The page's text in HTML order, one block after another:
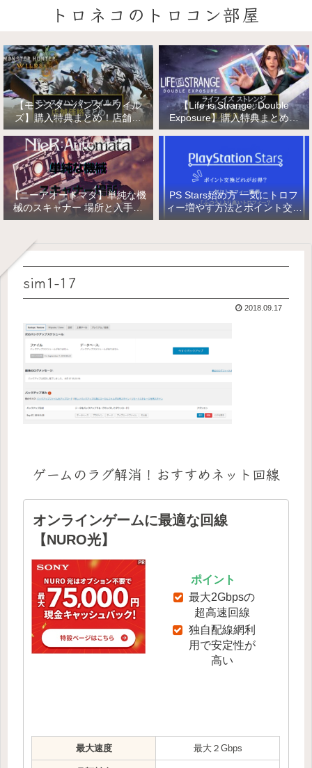
トロネコのトロコン部屋
【モンスターハンターワイル
ズ】購入特典まとめ！店舗特
典・店舗価格比較！
【Life is Strange: Double
Exposure】購入特典まとめ！
店舗特典・店舗価格比較！ライ
スポージャー
【ニーアオートマタ】単純な機
械のスキャナー 場所と入手方
法/複雑な機械と精巧な機械の
PS Stars始め方 一気にトロフ
ィー増やす方法とポイント交換
【PlayStation Stars】
sim1-17
2018.09.17
ゲームのラグ解消！おすすめネット回線
オンラインゲームに最適な回線
【NURO光】
ポイント
最大2Gbpsの
超高速回線
独自配線網利
用で安定性が
高い
最大速度 最大２Gbps